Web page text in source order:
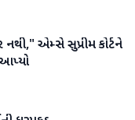
એમ્સે સુપ્રીમ કોર્ટને